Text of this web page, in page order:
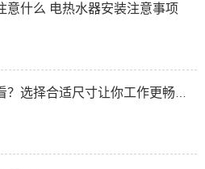
意什么 电热水器安装注意事项